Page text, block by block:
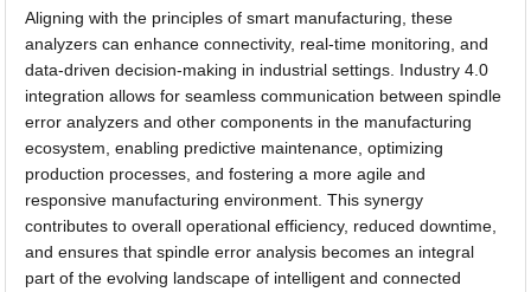
Aligning with the principles of smart manufacturing, these
analyzers can enhance connectivity, real-time monitoring, and
data-driven decision-making in industrial settings. Industry 4.0
integration allows for seamless communication between spindle
error analyzers and other components in the manufacturing
ecosystem, enabling predictive maintenance, optimizing
production processes, and fostering a more agile and
responsive manufacturing environment. This synergy
contributes to overall operational efficiency, reduced downtime,
and ensures that spindle error analysis becomes an integral
part of the evolving landscape of intelligent and connected